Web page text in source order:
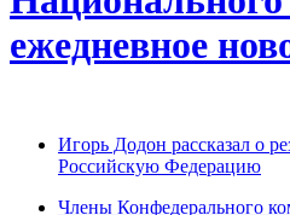
ежедневное
Игорь Додон рассказал о
Российскую Федерацию
Члены Конфедерального